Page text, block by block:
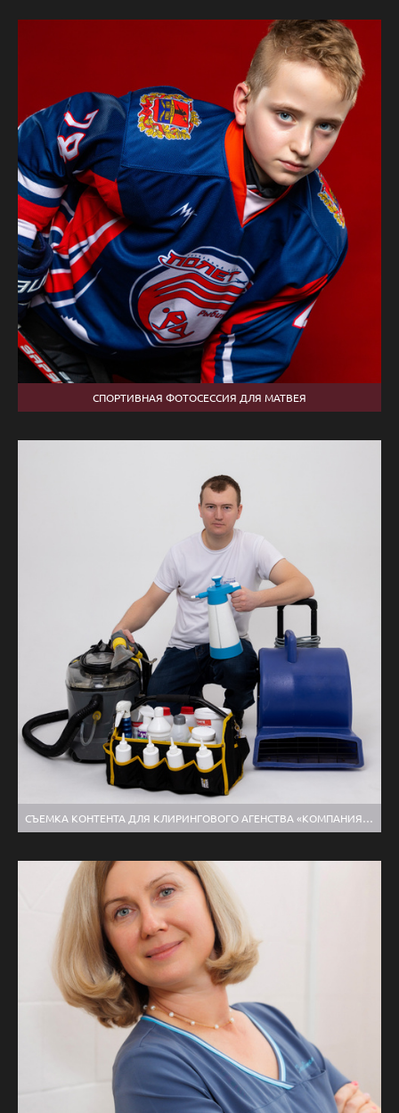
СПОРТИВНАЯ ФОТОСЕССИЯ ДЛЯ МАТВЕЯ
СЪЕМКА КОНТЕНТА ДЛЯ КЛИРИНГОВОГО АГЕНСТВА «КОМПАНИЯ ЧИСТОТЫ» ГОРОД РЫБИНСК